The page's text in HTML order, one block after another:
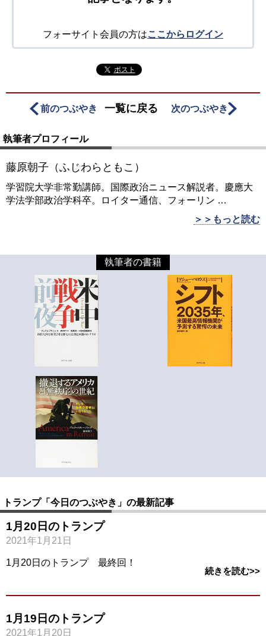
フォーサイト会員の方はここからログイン
ポスト
前のつぶやき 一覧に戻る 次のつぶやき
執筆者プロフィール
藤原朝子（ふじわらともこ）
学習院大学非常勤講師。国際政治ニュース解説者。慶應大
学法学部政治学科卒。ロイター通信、フォーリン …
＞＞もっと読む
執筆者の書籍
トランプ「今日のつぶやき」の最新記事
1月20日のトランプ
2021年1月21日
1月20日のトランプ 最終回！
続きを読む>>
1月19日のトランプ
2021年1月20日